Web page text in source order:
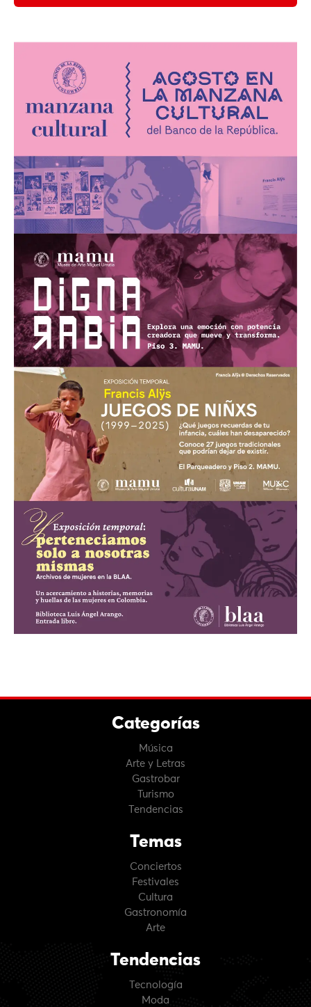
Categorías
Música
Arte y Letras
Gastrobar
Turismo
Tendencias
Temas
Conciertos
Festivales
Cultura
Gastronomía
Arte
Tendencias
Tecnología
Moda